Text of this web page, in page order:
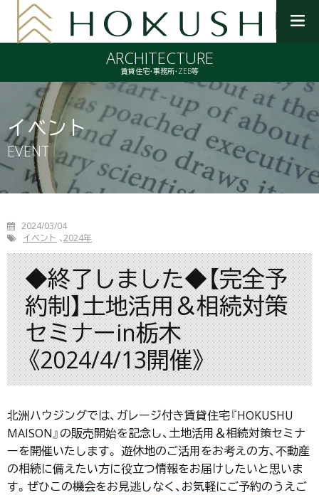
を
開
く
ARCHITECTURE
賃貸住宅・事務所・ZEB等
イベント
EVENT
2024/03/04
イベント
2024年
◆終了しました◆【完全予
約制】土地活用＆相続対策
セミナーin栃木
《2024/4/13開催》
北洲ハウジングでは、ガレージ付き賃貸住宅『HOKUSHU
MAISON』の販売開始を記念し、土地活用＆相続対策セミナ
ーを開催いたします。 遊休地のご活用をお考えの方、不動産
の相続に備えたい方に役立つ情報をお届けしたいと思いま
す。ぜひこの機会をお見逃しなく、お気軽にご予約のうえご